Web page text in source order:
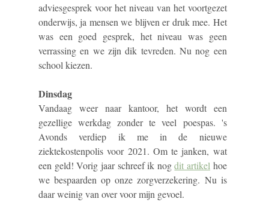
adviesgesprek voor het niveau van het voortgezet
onderwijs, ja mensen we blijven er druk mee. Het
was een goed gesprek, het niveau was geen
verrassing en we zijn dik tevreden. Nu nog een
school kiezen.
Dinsdag
Vandaag weer naar kantoor, het wordt een
gezellige werkdag zonder te veel poespas. 's
Avonds verdiep ik me in de nieuwe
ziektekostenpolis voor 2021. Om te janken, wat
een geld! Vorig jaar schreef ik nogdit artikel hoe
we bespaarden op onze zorgverzekering. Nu is
daar weinig van over voor mijn gevoel.